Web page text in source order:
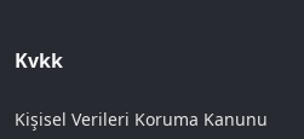
Kvkk
Kişisel Verileri Koruma Kanunu